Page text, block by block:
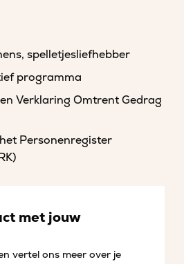
spelletjesliefhebber
programma
Verklaring Omtrent Gedrag
Personenregister
met jouw
vertel ons meer over je